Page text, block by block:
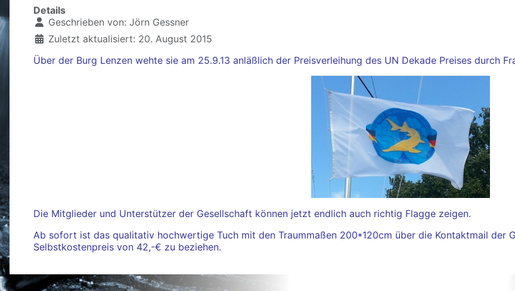
Details
Geschrieben von: Jörn Gessner
Zuletzt aktualisiert: 20. August 2015
Über der Burg Lenzen wehte sie am 25.9.13 anläßlich der Preisverleihung des UN Dekade Preises durch
Die Mitglieder und Unterstützer der Gesellschaft können jetzt endlich auch richtig Flagge zeigen.
Ab sofort ist das qualitativ hochwertige Tuch mit den Traummaßen 200*120cm über die Kontaktmail der
Selbstkostenpreis von 42,-€ zu beziehen.